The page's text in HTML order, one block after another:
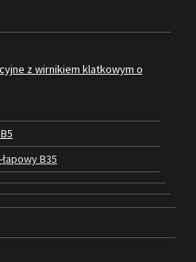
z wirnikiem klatkowym o
B35